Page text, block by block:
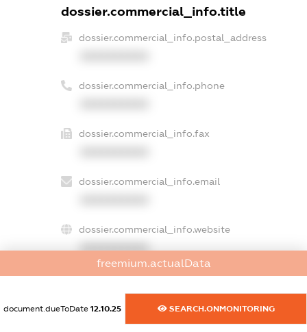
dossier.commercial_info.title
dossier.commercial_info.postal_address
dossier.commercial_info.phone
dossier.commercial_info.fax
dossier.commercial_info.email
dossier.commercial_info.website
dossier.commercial_info.activity
XXXXXXXXXX
freemium.actualData
document.dueToDate 12.10.25 SEARCH.ONMONITORING